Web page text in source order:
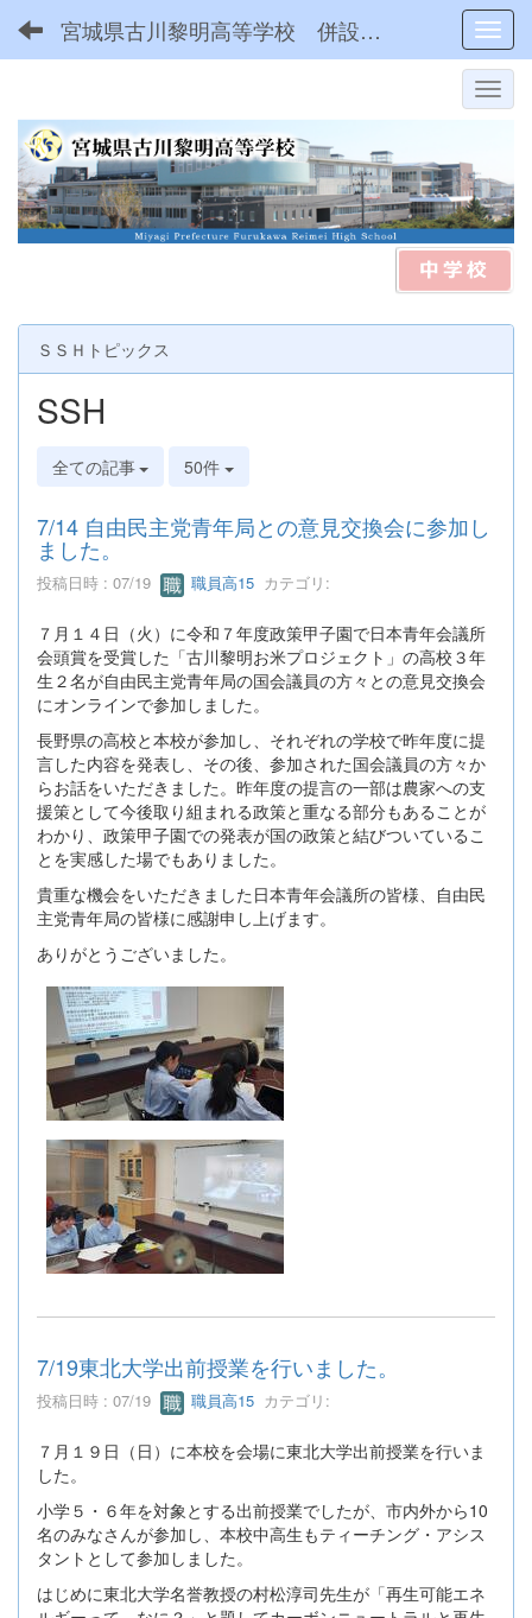
宮城県古川黎明高等学校 併設型中高一貫
ＳＳＨトピックス
SSH
全ての記事 50件
7/14 自由民主党青年局との意見交換会に参加し
ました。
投稿日時 : 07/19 職員高15 カテゴリ:
７月１４日（火）に令和７年度政策甲子園で日本青年会議所
会頭賞を受賞した「古川黎明お米プロジェクト」の高校３年
生２名が自由民主党青年局の国会議員の方々との意見交換会
にオンラインで参加しました。
長野県の高校と本校が参加し、それぞれの学校で昨年度に提
言した内容を発表し、その後、参加された国会議員の方々か
らお話をいただきました。昨年度の提言の一部は農家への支
援策として今後取り組まれる政策と重なる部分もあることが
わかり、政策甲子園での発表が国の政策と結びついているこ
とを実感した場でもありました。
貴重な機会をいただきました日本青年会議所の皆様、自由民
主党青年局の皆様に感謝申し上げます。
ありがとうございました。
7/19東北大学出前授業を行いました。
投稿日時 : 07/19 職員高15 カテゴリ:
７月１９日（日）に本校を会場に東北大学出前授業を行いま
した。
小学５・６年を対象とする出前授業でしたが、市内外から10
名のみなさんが参加し、本校中高生もティーチング・アシス
タントとして参加しました。
はじめに東北大学名誉教授の村松淳司先生が「再生可能エネ